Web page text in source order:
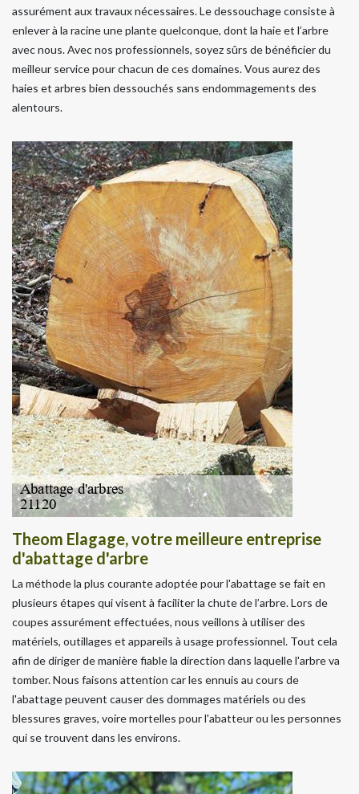
assurément aux travaux nécessaires. Le dessouchage consiste à
enlever à la racine une plante quelconque, dont la haie et l’arbre
avec nous. Avec nos professionnels, soyez sûrs de bénéficier du
meilleur service pour chacun de ces domaines. Vous aurez des
haies et arbres bien dessouchés sans endommagements des
alentours.
Theom Elagage, votre meilleure entreprise
d'abattage d'arbre
La méthode la plus courante adoptée pour l'abattage se fait en
plusieurs étapes qui visent à faciliter la chute de l’arbre. Lors de
coupes assurément effectuées, nous veillons à utiliser des
matériels, outillages et appareils à usage professionnel. Tout cela
afin de diriger de manière fiable la direction dans laquelle l'arbre va
tomber. Nous faisons attention car les ennuis au cours de
l'abattage peuvent causer des dommages matériels ou des
blessures graves, voire mortelles pour l'abatteur ou les personnes
qui se trouvent dans les environs.